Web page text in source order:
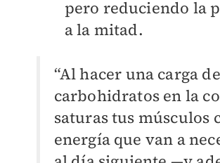
pero reduciendo la
a la mitad.
“Al hacer una carga de
carbohidratos en la
saturas tus músculos
energía que van a